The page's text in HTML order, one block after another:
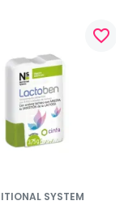
favorite_border
SYSTEM